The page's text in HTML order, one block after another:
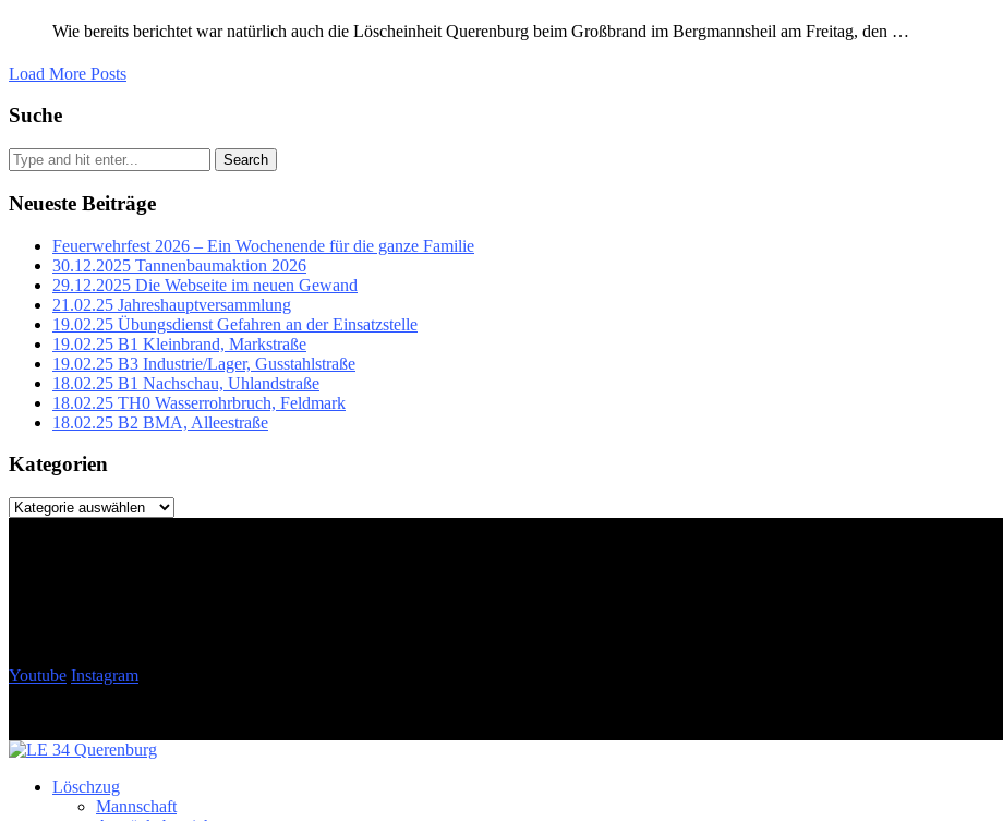
Wie bereits berichtet war natürlich auch die Löscheinheit Querenburg beim Großbrand im Bergmannsheil am Freitag, den …
Load More Posts
Suche
Search
Neueste Beiträge
Feuerwehrfest 2026 – Ein Wochenende für die ganze Familie
30.12.2025 Tannenbaumaktion 2026
29.12.2025 Die Webseite im neuen Gewand
21.02.25 Jahreshauptversammlung
19.02.25 Übungsdienst Gefahren an der Einsatzstelle
19.02.25 B1 Kleinbrand, Markstraße
19.02.25 B3 Industrie/Lager, Gusstahlstraße
18.02.25 B1 Nachschau, Uhlandstraße
18.02.25 TH0 Wasserrohrbruch, Feldmark
18.02.25 B2 BMA, Alleestraße
Kategorien
Kategorien
Youtube Instagram
Löschzug
Mannschaft